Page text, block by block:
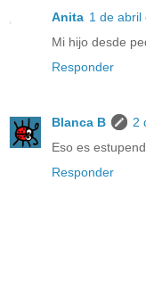
Anita 1 de abril
Mi hijo desde
Responder
Blanca B
2
Eso es
Responder